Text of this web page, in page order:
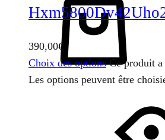
390,00€
Choix des options Ce produit
Les options peuvent être